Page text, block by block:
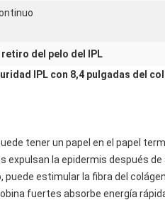
del pelo del IPL
IPL con 8,4 pulgadas del
tener un papel en el papel
expulsan la epidermis después
estimular la fibra del
fuertes absorbe energía